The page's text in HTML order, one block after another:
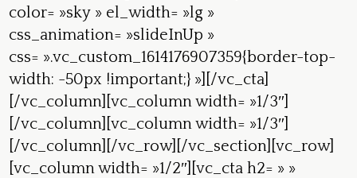
color= »sky » el_width= »lg »
css_animation= »slideInUp »
css= ».vc_custom_1614176907359{border-top-
width: -50px !important;} »][/vc_cta]
[/vc_column][vc_column width= »1/3″]
[/vc_column][vc_column width= »1/3″]
[/vc_column][/vc_row][/vc_section][vc_row]
[vc_column width= »1/2″][vc_cta h2= » »